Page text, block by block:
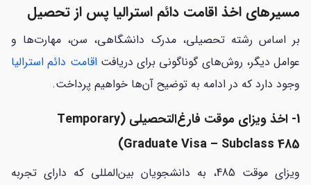
مسیرهای اخذ اقامت دائم استرالیا پس از تحصیل
بر اساس رشته تحصیلی، مدرک دانشگاهی، سن، مهارت‌ها و
عوامل دیگر، روش‌های گوناگونی برای دریافتاقامت دائم استرالیا
وجود دارد که در ادامه به توضیح آن‌ها خواهیم پرداخت.
1- اخذ ویزای موقت فارغ‌التحصیلی (Temporary
Graduate Visa – Subclass 485)
ویزای موقت 485، به دانشجویان بین‌المللی که دارای تجربه